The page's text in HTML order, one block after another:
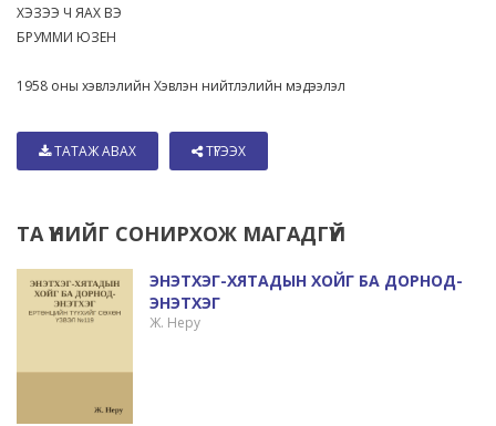
ХЭЗЭЭ Ч ЯАХ ВЭ
БРУММИ ЮЗЕН
1958 оны хэвлэлийн Хэвлэн нийтлэлийн мэдээлэл
ТАТАЖ АВАХ ТҮГЭЭХ
ТА ҮҮНИЙГ СОНИРХОЖ МАГАДГҮЙ
ЭНЭТХЭГ-ХЯТАДЫН ХОЙГ БА ДОРНОД-
ЭНЭТХЭГ
Ж. Неру